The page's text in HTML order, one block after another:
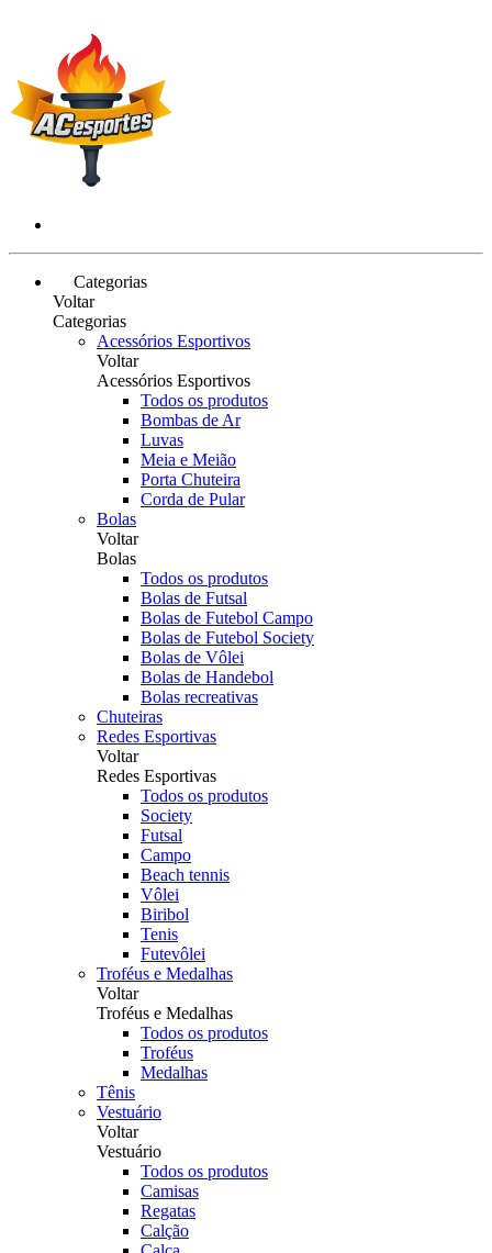
Categorias
Voltar
Categorias
Acessórios Esportivos
Voltar
Acessórios Esportivos
Todos os produtos
Bombas de Ar
Luvas
Meia e Meião
Porta Chuteira
Corda de Pular
Bolas
Voltar
Bolas
Todos os produtos
Bolas de Futsal
Bolas de Futebol Campo
Bolas de Futebol Society
Bolas de Vôlei
Bolas de Handebol
Bolas recreativas
Chuteiras
Redes Esportivas
Voltar
Redes Esportivas
Todos os produtos
Society
Futsal
Campo
Beach tennis
Vôlei
Biribol
Tenis
Futevôlei
Troféus e Medalhas
Voltar
Troféus e Medalhas
Todos os produtos
Troféus
Medalhas
Tênis
Vestuário
Voltar
Vestuário
Todos os produtos
Camisas
Regatas
Calção